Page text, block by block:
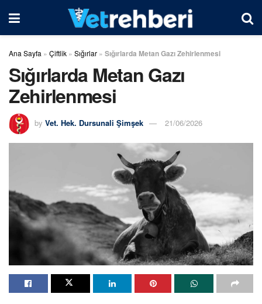
Ana Sayfa » Çiftlik » Sığırlar » Sığırlarda Metan Gazı Zehirlenmesi
Sığırlarda Metan Gazı
Zehirlenmesi
by Vet. Hek. Dursunali Şimşek 21/06/2026